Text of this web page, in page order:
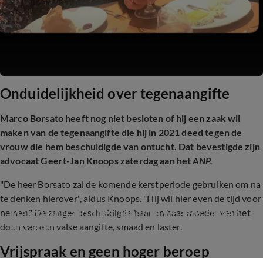
Onduidelijkheid over tegenaangifte
Marco Borsato heeft nog niet besloten of hij een zaak wil
maken van de tegenaangifte die hij in 2021 deed tegen de
vrouw die hem beschuldigde van ontucht. Dat bevestigde zijn
advocaat Geert-Jan Knoops zaterdag aan hetANP.
"De heer Borsato zal de komende kerstperiode gebruiken om na
te denken hierover", aldus Knoops. "Hij wil hier even de tijd voor
nemen." De zanger beschuldigde haar en haar moeder van het
doen van een valse aangifte, smaad en laster.
Marco Borsato doet aangifte wegens smaad
en laster
Vrijspraak en geen hoger beroep